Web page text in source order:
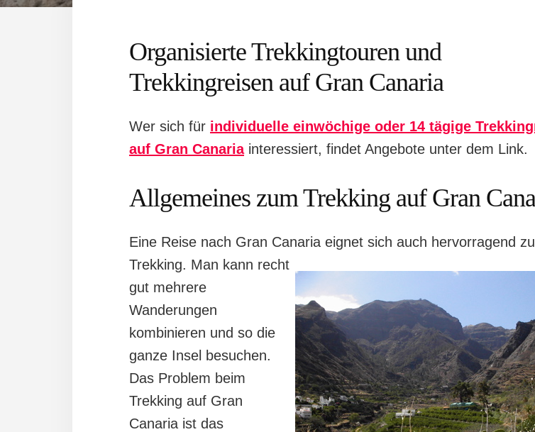
Organisierte Trekkingtouren und
Trekkingreisen auf Gran Canaria
Wer sich für individuelle einwöchige oder 14 tägige
auf Gran Canariainteressiert, findet Angebote unter dem Link.
Allgemeines zum Trekking auf Gran
Eine Reise nach Gran Canaria eignet sich auch hervorragend
Trekking. Man kann recht
gut mehrere
Wanderungen
kombinieren und so die
ganze Insel besuchen.
Das Problem beim
Trekking auf Gran
Canaria ist das